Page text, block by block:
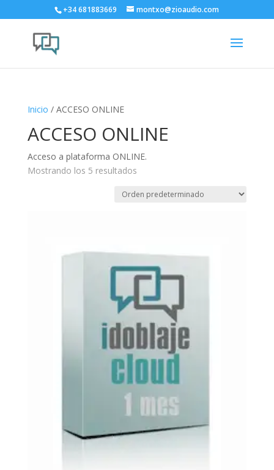
+34 681883669 montxo@zioaudio.com
Inicio / ACCESO ONLINE
ACCESO ONLINE
Acceso a plataforma ONLINE.
Mostrando los 5 resultados